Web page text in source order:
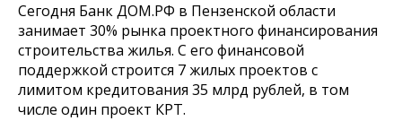
Сегодня Банк ДОМ.РФ в Пензенской области
занимает 30% рынка проектного финансирования
строительства жилья. С его финансовой
поддержкой строится 7 жилых проектов с
лимитом кредитования 35 млрд рублей, в том
числе один проект КРТ.